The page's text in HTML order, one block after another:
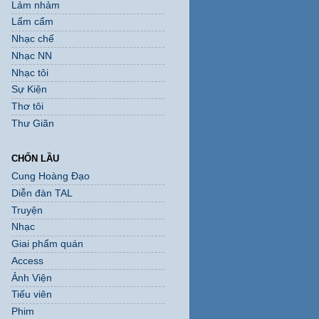
Lảm nhảm
Lẩm cẩm
Nhạc chế
Nhạc NN
Nhạc tôi
Sự Kiện
Thơ tôi
Thư Giãn
CHỐN LẦU
Cung Hoàng Đạo
Diễn đàn TAL
Truyện
Nhạc
Giai phẩm quán
Access
Ảnh Viện
Tiếu viên
Phim